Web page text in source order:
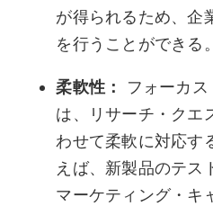
が得られるため、企
を行うことができる。
柔軟性：
フォーカ
は、リサーチ・クエ
わせて柔軟に対応す
えば、新製品のテス
マーケティング・キ